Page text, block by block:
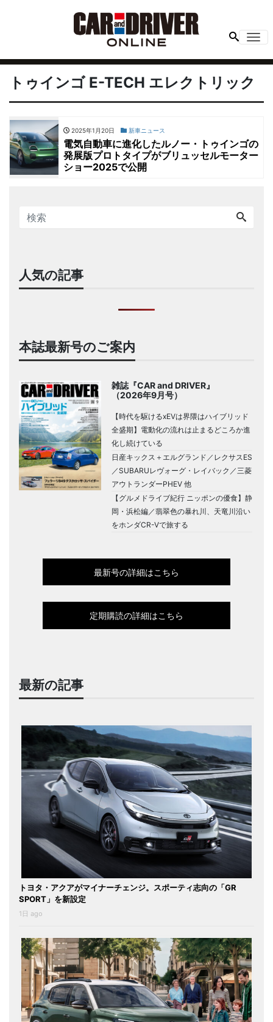
トゥインゴ E-TECH エレクトリック
2025年1月20日 新車ニュース
電気自動車に進化したルノー・トゥインゴの
発展版プロトタイプがブリュッセルモーター
ショー2025で公開
人気の記事
本誌最新号のご案内
雑誌『CAR and DRIVER』
（2026年9月号）
【時代を駆けるxEVは界隈はハイブリッド
全盛期】電動化の流れは止まるどころか進
化し続けている
日産キックス＋エルグランド／レクサスES
／SUBARUレヴォーグ・レイバック／三菱
アウトランダーPHEV 他
【グルメドライブ紀行 ニッポンの優食】静
岡・浜松編／翡翠色の暴れ川、天竜川沿い
をホンダCR-Vで旅する
最新号の詳細はこちら
定期購読の詳細はこちら
最新の記事
トヨタ・アクアがマイナーチェンジ。スポーティ志向の「GR
SPORT」を新設定
1日 ago